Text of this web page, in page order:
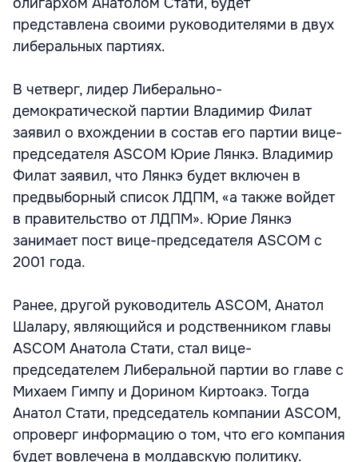
представлена своими руководителями в двух
либеральных партиях.
В четверг, лидер Либерально-
демократической партии Владимир Филат
заявил о вхождении в состав его партии вице-
председателя ASCOM Юрие Лянкэ. Владимир
Филат заявил, что Лянкэ будет включен в
предвыборный список ЛДПМ, «а также войдет
в правительство от ЛДПМ». Юрие Лянкэ
занимает пост вице-председателя ASCOM с
2001 года.
Ранее, другой руководитель ASCOM, Анатол
Шалару, являющийся и родственником главы
ASCOM Анатола Стати, стал вице-
председателем Либеральной партии во главе с
Михаем Гимпу и Дорином Киртоакэ. Тогда
Анатол Стати, председатель компании ASCOM,
опроверг информацию о том, что его компания
будет вовлечена в молдавскую политику.